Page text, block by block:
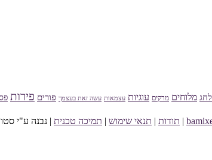
מלוחים מרקים עוגיות עצמאות עשה זאת בעצמך פורים פירות
| תודות | תנאי שימוש | תמיכה טכנית | נבנה ע"י